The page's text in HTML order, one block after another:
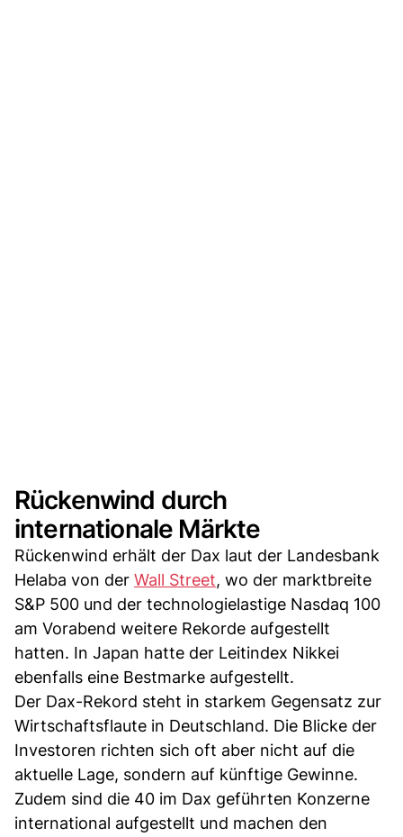
Rückenwind durch
internationale Märkte
Rückenwind erhält der Dax laut der Landesbank
Helaba von der Wall Street, wo der marktbreite
S&P 500 und der technologielastige Nasdaq 100
am Vorabend weitere Rekorde aufgestellt
hatten. In Japan hatte der Leitindex Nikkei
ebenfalls eine Bestmarke aufgestellt.
Der Dax-Rekord steht in starkem Gegensatz zur
Wirtschaftsflaute in Deutschland. Die Blicke der
Investoren richten sich oft aber nicht auf die
aktuelle Lage, sondern auf künftige Gewinne.
Zudem sind die 40 im Dax geführten Konzerne
international aufgestellt und machen den